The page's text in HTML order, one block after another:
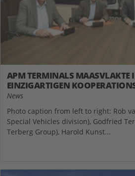
APM TERMINALS MAASVLAKTE
EINZIGARTIGEN
EMBOTECH UND TERBERG FÜR
AUTOMATISIERTEN TERMINAL-
News
Photo caption from left to right: Rob
Special Vehicles division), Godfried
Terberg Group), Harold Kunst...